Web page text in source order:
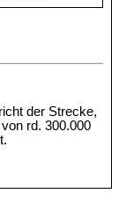
der Strecke,
rd. 300.000